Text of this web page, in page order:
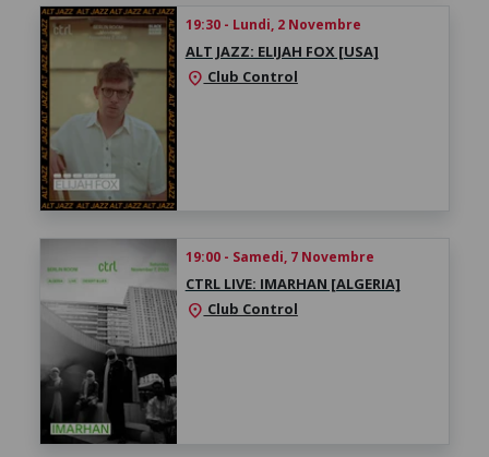
19:30 - Lundi, 2 Novembre
ALT JAZZ: ELIJAH FOX [USA]
location_on Club Control
19:00 - Samedi, 7 Novembre
CTRL LIVE: IMARHAN [ALGERIA]
location_on Club Control